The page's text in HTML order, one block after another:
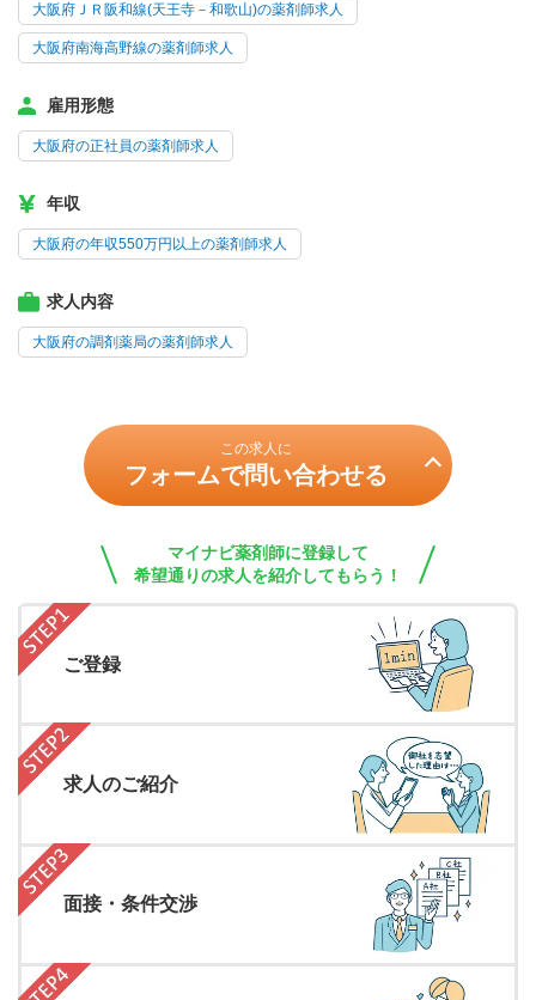
大阪府ＪＲ阪和線(天王寺－和歌山)の薬剤師求人
大阪府南海高野線の薬剤師求人
雇用形態
大阪府の正社員の薬剤師求人
年収
大阪府の年収550万円以上の薬剤師求人
求人内容
大阪府の調剤薬局の薬剤師求人
この求人に
フォームで問い合わせる
マイナビ薬剤師に登録して
希望通りの求人を紹介してもらう！
ご登録
求人のご紹介
面接・条件交渉